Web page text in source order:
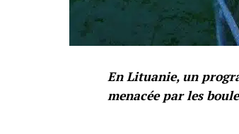
En Lituanie, un
menacée par les